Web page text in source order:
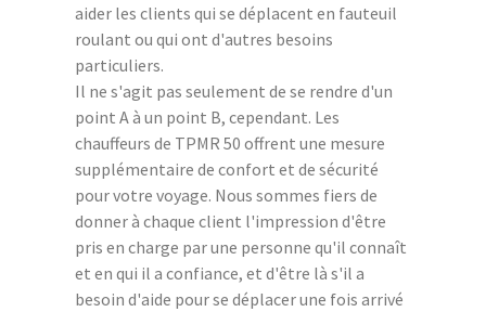
aider les clients qui se déplacent en fauteuil
roulant ou qui ont d'autres besoins
particuliers.
Il ne s'agit pas seulement de se rendre d'un
point A à un point B, cependant. Les
chauffeurs de TPMR 50 offrent une mesure
supplémentaire de confort et de sécurité
pour votre voyage. Nous sommes fiers de
donner à chaque client l'impression d'être
pris en charge par une personne qu'il connaît
et en qui il a confiance, et d'être là s'il a
besoin d'aide pour se déplacer une fois arrivé